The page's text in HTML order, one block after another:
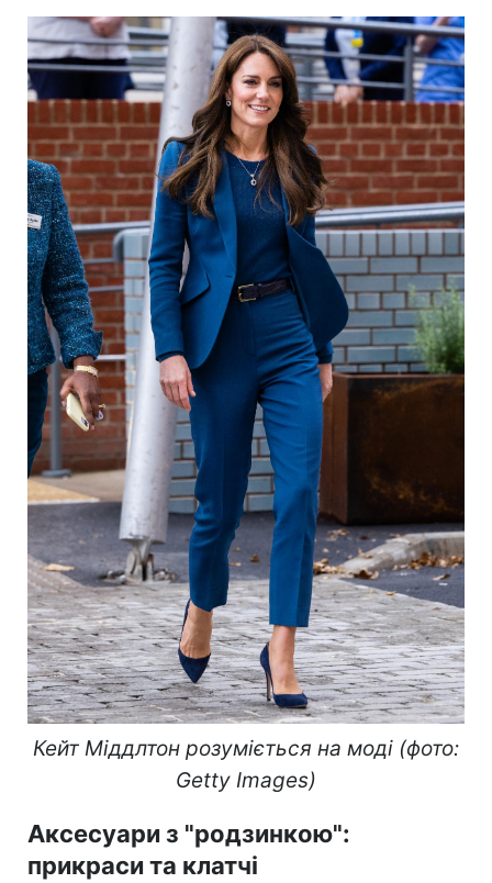
Кейт Міддлтон розуміється на моді (фото:
Getty Images)
Аксесуари з "родзинкою":
прикраси та клатчі